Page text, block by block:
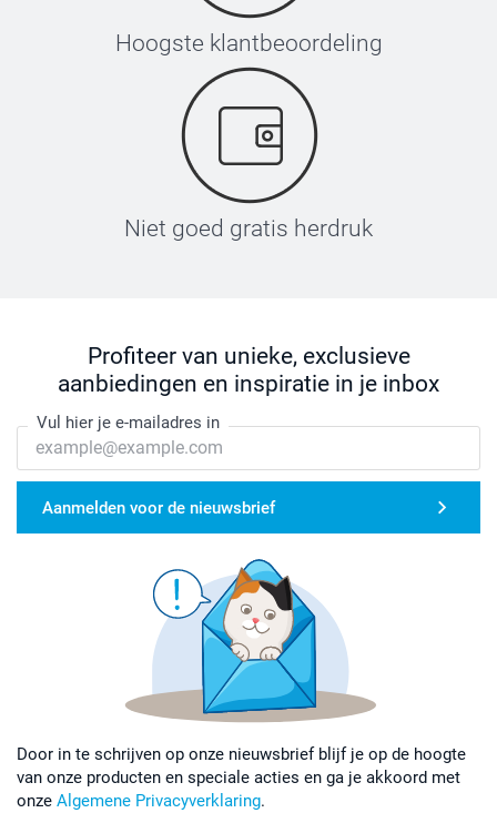
Hoogste klantbeoordeling
Niet goed gratis herdruk
Profiteer van unieke, exclusieve
aanbiedingen en inspiratie in je inbox
Vul hier je e-mailadres in
Aanmelden voor de nieuwsbrief
Door in te schrijven op onze nieuwsbrief blijf je op de hoogte
van onze producten en speciale acties en ga je akkoord met
onze Algemene Privacyverklaring.